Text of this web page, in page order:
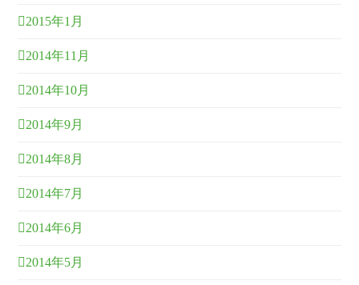
2015年1月
2014年11月
2014年10月
2014年9月
2014年8月
2014年7月
2014年6月
2014年5月